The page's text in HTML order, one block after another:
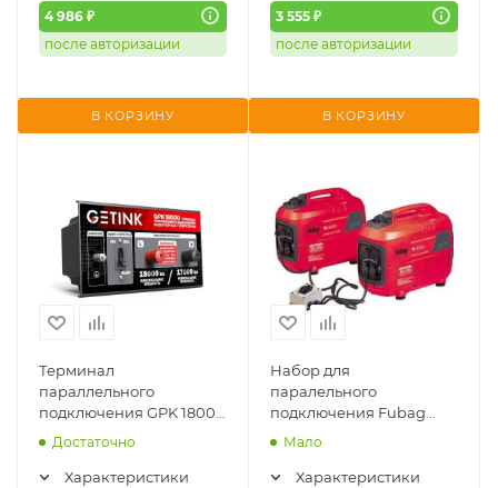
4 986 ₽
после авторизации
В КОРЗИНУ
3 555 ₽
после авторизации
В КОРЗИНУ
Терминал
параллельного
подключения GPK 18000
(230V, 18кВт, инв.
генераторы) GETINK
11903
Достаточно
Характеристики
Набор для
паралельного
подключения Fubag
TI1000 и TI2000 IG2000P-
Мало
Характеристики